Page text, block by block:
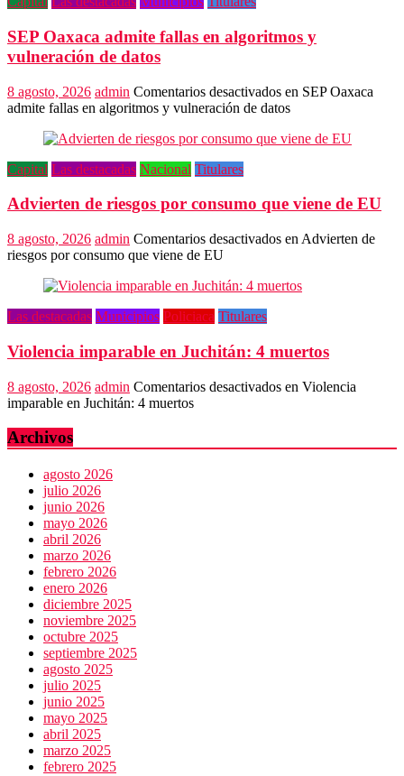
SEP Oaxaca admite fallas en algoritmos y
vulneración de datos
8 agosto, 2026 admin Comentarios desactivados en SEP Oaxaca
admite fallas en algoritmos y vulneración de datos
Capital Las destacadas Nacional Titulares
Advierten de riesgos por consumo que viene de EU
8 agosto, 2026 admin Comentarios desactivados en Advierten de
riesgos por consumo que viene de EU
Las destacadas Municipios Policiaca Titulares
Violencia imparable en Juchitán: 4 muertos
8 agosto, 2026 admin Comentarios desactivados en Violencia
imparable en Juchitán: 4 muertos
Archivos
agosto 2026
julio 2026
junio 2026
mayo 2026
abril 2026
marzo 2026
febrero 2026
enero 2026
diciembre 2025
noviembre 2025
octubre 2025
septiembre 2025
agosto 2025
julio 2025
junio 2025
mayo 2025
abril 2025
marzo 2025
febrero 2025